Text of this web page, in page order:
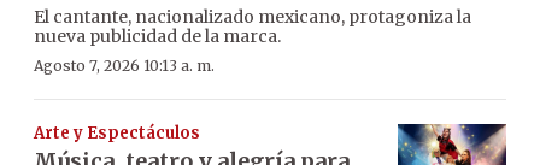
El cantante, nacionalizado mexicano, protagoniza la
nueva publicidad de la marca.
Agosto 7, 2026 10:13 a. m.
Arte y Espectáculos